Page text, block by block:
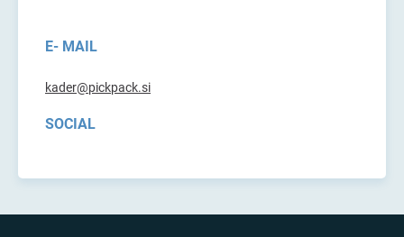
E- MAIL
kader@pickpack.si
SOCIAL